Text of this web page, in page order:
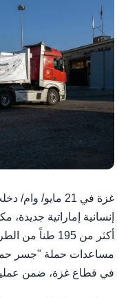
غزة في 21
أكثر من 195
مساعدات حملة "جسر
في قطاع غزة، ضمن عملية